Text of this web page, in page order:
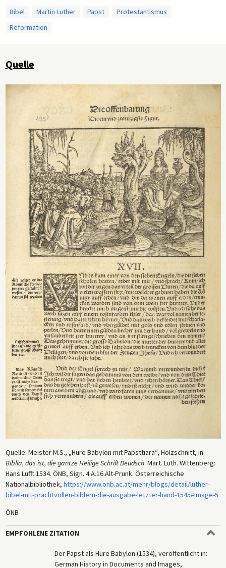
Bibel
Martin Luther Papst
Protestantismus
Reformation
Quelle
Quelle: Meister M.S., „Hure Babylon mit Papsttiara“, Holzschnitt, in:
Biblia, das ist, die gantze Heilige Schrift Deudsch. Mart. Luth. Wittenberg:
Hans Lufft 1534. ÖNB, Sign. 4.A.16.Alt-Prunk. Österreichische
Nationalbibliothek, https://www.onb.ac.at/mehr/blogs/detail/luther-
bibel-mit-prachtvollen-bildern-die-ausgabe-letzter-hand-1545#image-5
ÖNB
EMPFOHLENE ZITATION
Der Papst als Hure Babylon (1534), veröffentlicht in:
German History in Documents and Images,